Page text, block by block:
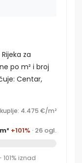
za
po m² i broj
Centar,
4.475 €/m²
+101% · 26 ogl.
iznad